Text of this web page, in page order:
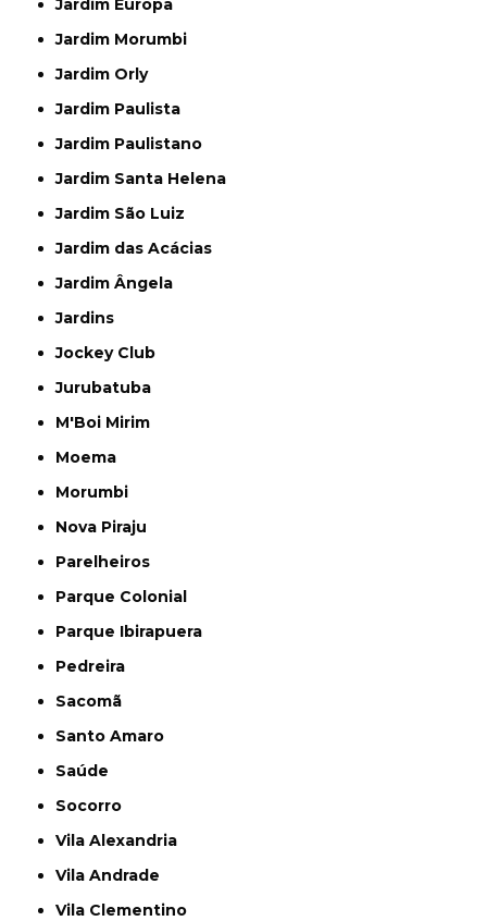
Jardim Europa
Jardim Morumbi
Jardim Orly
Jardim Paulista
Jardim Paulistano
Jardim Santa Helena
Jardim São Luiz
Jardim das Acácias
Jardim Ângela
Jardins
Jockey Club
Jurubatuba
M'Boi Mirim
Moema
Morumbi
Nova Piraju
Parelheiros
Parque Colonial
Parque Ibirapuera
Pedreira
Sacomã
Santo Amaro
Saúde
Socorro
Vila Alexandria
Vila Andrade
Vila Clementino